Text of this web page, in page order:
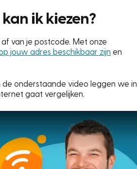
ik kiezen?
van je postcode. Met onze
jouw adres beschikbaar zijn en
onderstaande video leggen we in
gaat vergelijken.